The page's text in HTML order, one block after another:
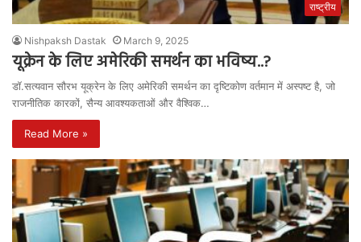
राष्ट्रीय
Nishpaksh Dastak March 9, 2025
यूक्रेन के लिए अमेरिकी समर्थन का भविष्य..?
डॉ.सत्यवान सौरभ यूक्रेन के लिए अमेरिकी समर्थन का दृष्टिकोण वर्तमान में अस्पष्ट है, जो
राजनीतिक कारकों, सैन्य आवश्यकताओं और वैश्विक…
Read More »